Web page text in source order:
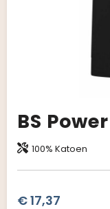
BS
100% Katoen
€ 17,37